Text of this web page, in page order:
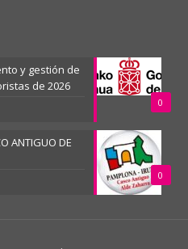
0
y gestión de
de 2026
0
ANTIGUO DE